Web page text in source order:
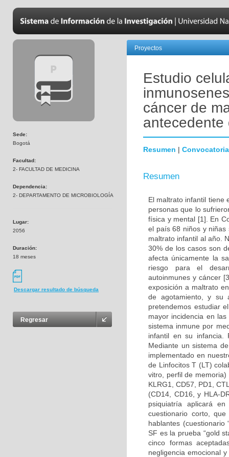
Sede:
Bogotá
Facultad:
2- FACULTAD DE MEDICINA
Dependencia:
2- DEPARTAMENTO DE MICROBIOLOGÍA
Lugar:
2056
Duración:
18 meses
Descargar resultado de búsqueda
Regresar
Proyectos
Estudio
cáncer de
antecedente
Resumen | Convocatoria
Resumen
El maltrato infantil tiene
personas que lo
física y mental [1]. En
el país 68 niños y
maltrato infantil al año.
30% de los casos son
afecta únicamente la
riesgo para el
autoinmunes y cáncer
exposición a maltrato
de agotamiento, y su
pretendemos estudiar
mayor incidencia en
sistema inmune por
infantil en su infancia.
Mediante un sistema
implementado en
de Linfocitos T (LT)
vitro, perfil de
KLRG1, CD57, PD1,
(CD14, CD16, y HLA-
psiquiatría aplicará
cuestionario corto,
hablantes (cuestionario
SF es la prueba “gold
cinco formas
negligencia emocional